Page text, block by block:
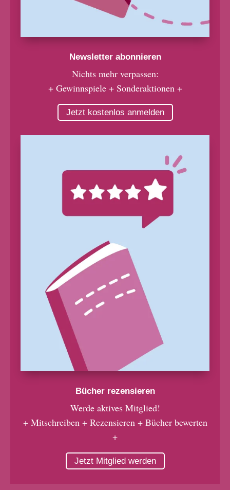
Newsletter abonnieren
Nichts mehr verpassen:
+ Gewinnspiele + Sonderaktionen +
Jetzt kostenlos anmelden
Bücher rezensieren
Werde aktives Mitglied!
+ Mitschreiben + Rezensieren + Bücher bewerten
+
Jetzt Mitglied werden